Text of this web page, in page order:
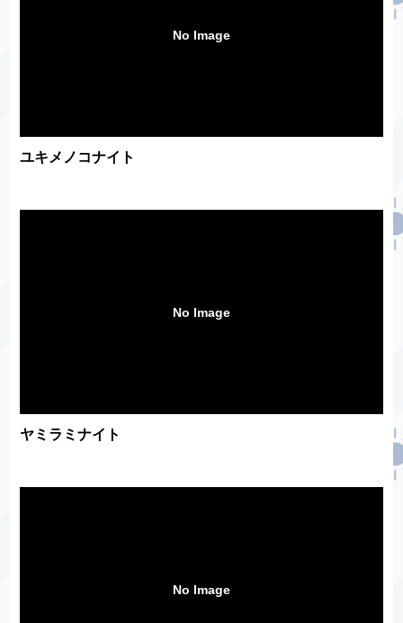
No Image
ユキメノコナイト
No Image
ヤミラミナイト
No Image